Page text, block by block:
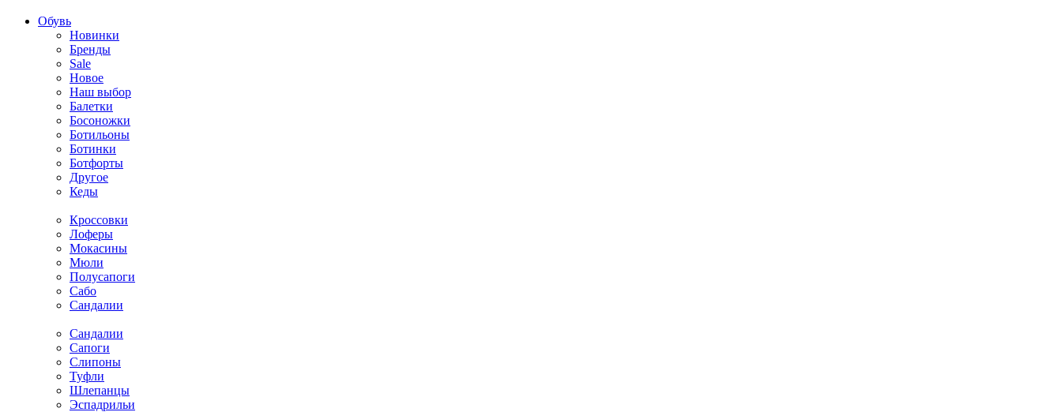
Обувь
Новинки
Бренды
Sale
Новое
Наш выбор
Балетки
Босоножки
Ботильоны
Ботинки
Ботфорты
Другое
Кеды
Кроссовки
Лоферы
Мокасины
Мюли
Полусапоги
Сабо
Сандалии
Сандалии
Сапоги
Слипоны
Туфли
Шлепанцы
Эспадрильи